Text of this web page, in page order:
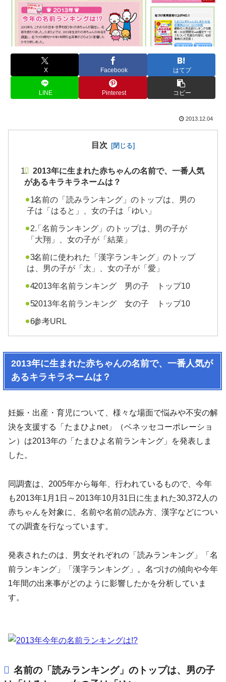
X Facebook はてブ
LINE Pinterest コピー
2013.12.04
目次
2013年に生まれた赤ちゃんの名前で、一番人気
があるキラキラネームは？
名前の「読みランキング」のトップは、男の
子は「はると」、女の子は「ゆい」
「名前ランキング」のトップは、男の子が
「大翔」、女の子が「結菜」
名前に使われた「漢字ランキング」のトップ
は、男の子が「太」、女の子が「愛」
2013年名前ランキング 男の子 トップ10
2013年名前ランキング 女の子 トップ10
参考URL
2013年に生まれた赤ちゃんの名前で、一番人気が
あるキラキラネームは？
妊娠・出産・育児について、様々な場面で悩みや不安の解
決を支援する「たまひよnet」（ベネッセコーポレーショ
ン）は2013年の「たまひよ名前ランキング」を発表しま
した。
同調査は、2005年から毎年、行われているもので、今年
も2013年1月1日～2013年10月31日に生まれた30,372人の
赤ちゃんを対象に、名前や名前の読み方、漢字などについ
ての調査を行なっています。
発表されたのは、男女それぞれの「読みランキング」「名
前ランキング」「漢字ランキング」。名づけの傾向や今年
1年間の出来事がどのように影響したかを分析していま
す。
名前の「読みランキング」のトップは、男の子